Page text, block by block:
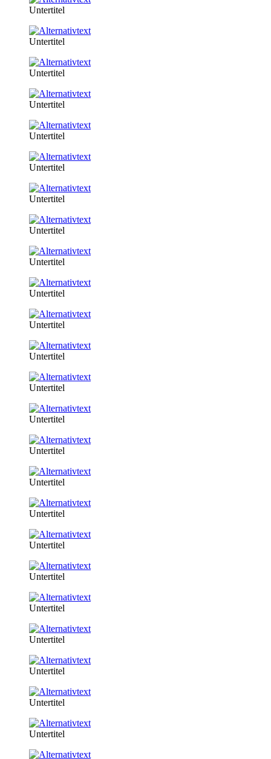
Untertitel
Untertitel
Untertitel
Untertitel
Untertitel
Untertitel
Untertitel
Untertitel
Untertitel
Untertitel
Untertitel
Untertitel
Untertitel
Untertitel
Untertitel
Untertitel
Untertitel
Untertitel
Untertitel
Untertitel
Untertitel
Untertitel
Untertitel
Untertitel